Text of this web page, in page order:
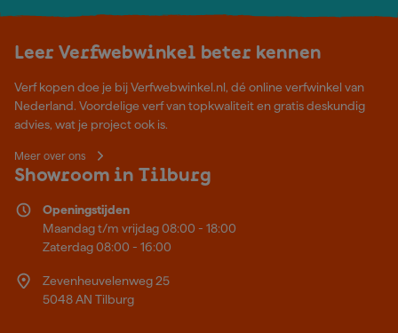
Leer Verfwebwinkel beter kennen
Verf kopen doe je bij Verfwebwinkel.nl, dé online verfwinkel van
Nederland. Voordelige verf van topkwaliteit en gratis deskundig
advies, wat je project ook is.
Meer over ons
Showroom in Tilburg
Openingstijden
Maandag t/m vrijdag 08:00 - 18:00
Zaterdag 08:00 - 16:00
Zevenheuvelenweg 25
5048 AN Tilburg